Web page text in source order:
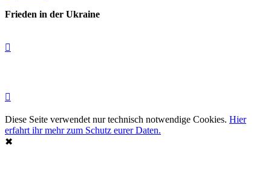
Frieden in der Ukraine
Diese Seite verwendet nur technisch notwendige Cookies. Hier
erfahrt ihr mehr zum Schutz eurer Daten.
✖